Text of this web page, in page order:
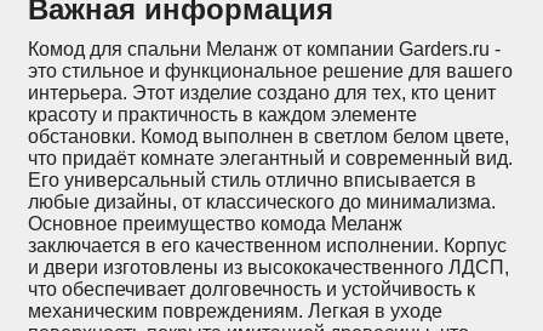
Важная информация
Комод для спальни Меланж от компании Garders.ru -
это стильное и функциональное решение для вашего
интерьера. Этот изделие создано для тех, кто ценит
красоту и практичность в каждом элементе
обстановки. Комод выполнен в светлом белом цвете,
что придаёт комнате элегантный и современный вид.
Его универсальный стиль отлично вписывается в
любые дизайны, от классического до минимализма.
Основное преимущество комода Меланж
заключается в его качественном исполнении. Корпус
и двери изготовлены из высококачественного ЛДСП,
что обеспечивает долговечность и устойчивость к
механическим повреждениям. Легкая в уходе